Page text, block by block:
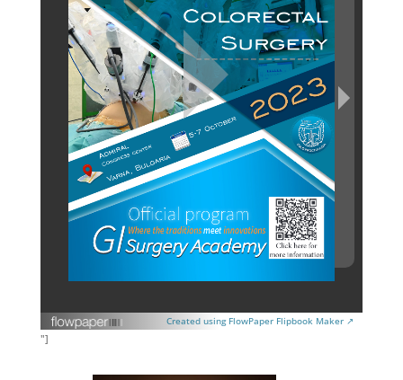
Created using FlowPaper Flipbook Maker ↗
"]